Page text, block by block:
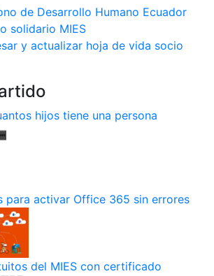
de Desarrollo Humano Ecuador
solidario MIES
y actualizar hoja de vida socio
hijos tiene una persona
para activar Office 365 sin errores
del MIES con certificado